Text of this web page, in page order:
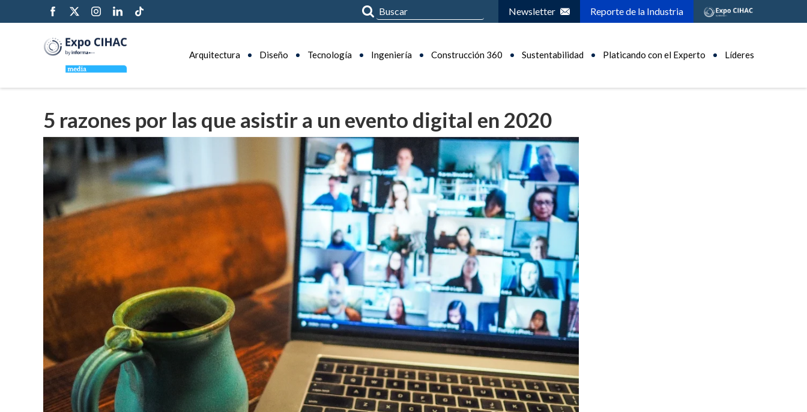
Newsletter Reporte de la Industria
Arquitectura Diseño Tecnología Ingeniería Construcción 360 Sustentabilidad Platicando con el Experto Líderes
5 razones por las que asistir a un evento digital en 2020